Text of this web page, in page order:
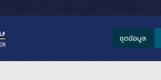
ชุดข้อมูล